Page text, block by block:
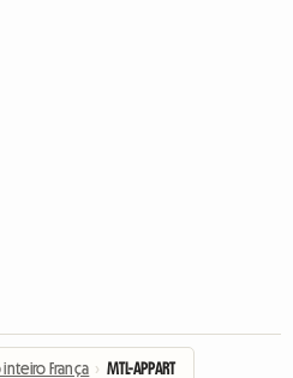
França › MTL-APPART